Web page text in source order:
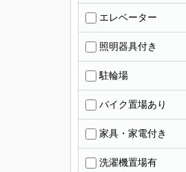
エレベーター
照明器具付き
駐輪場
バイク置場あり
家具・家電付き
洗濯機置場有